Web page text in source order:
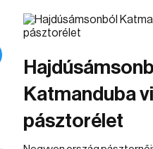
Katmanduba
pásztorélet